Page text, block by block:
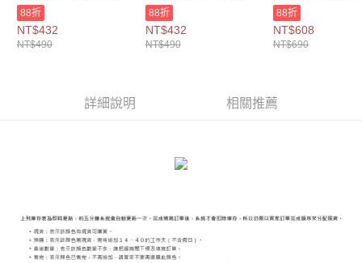
每筆NT$80，滿NT$1,000(含以上)免運費
宅配
色-$490【A08081816
】
88折
NT$432
NT$490
色-$490【A08081814
】
88折
NT$432
NT$490
【A08080819】
【A08080818】
【A08080817】
88折
NT$608
NT$690
詳細說明 相關推薦